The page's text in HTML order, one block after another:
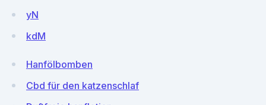
yN
kdM
Hanfölbomben
Cbd für den katzenschlaf